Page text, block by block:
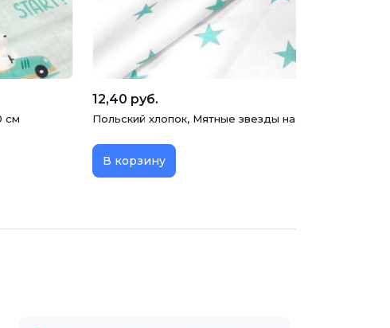
см
12,40 руб.
Польский хлопок, Мятные звезды на белом, 160 см
В корзину